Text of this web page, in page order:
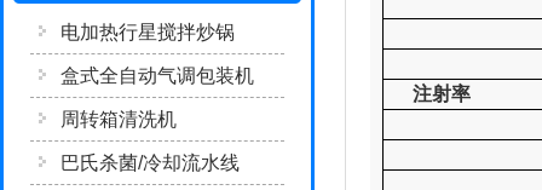
电加热行星搅拌炒锅
盒式全自动气调包装机
周转箱清洗机
巴氏杀菌/冷却流水线
注射率